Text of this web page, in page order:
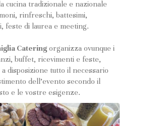
cucina tradizionale e nazionale
rinfreschi, battesimi,
feste di laurea e meeting.
Cateringorganizza ovunque i
buffet, ricevimenti e feste,
disposizione tutto il necessario
dell’evento secondo il
e le vostre esigenze.